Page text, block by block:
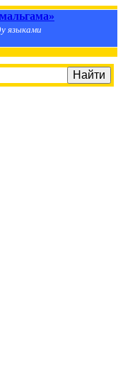
языками